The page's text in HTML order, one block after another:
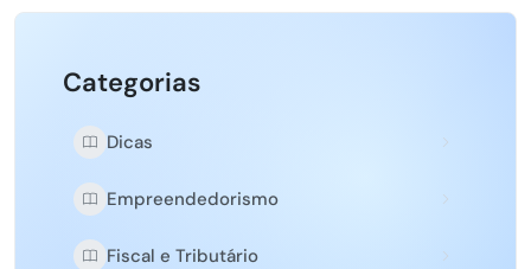
Categorias
Dicas
Empreendedorismo
Fiscal e Tributário